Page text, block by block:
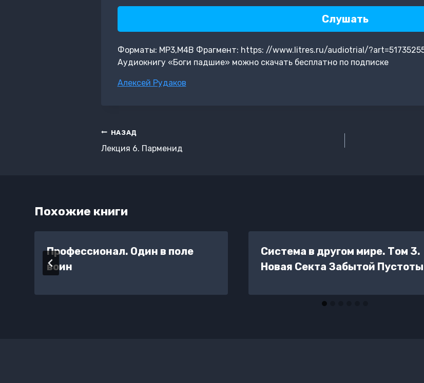
Слушать
Форматы: MP3,M4B Фрагмент: https: //www.litres.ru/audiotrial/
Аудиокнигу «Боги падшие» можно скачать бесплатно по подписке
Метки
Алексей Рудаков
Навигация
по
НАЗАД
Лекция 6. Парменид
Похожие книги
Профессионал. Один в поле
воин
Система в другом мире. Том 3.
Новая Секта Забытой Пустоты